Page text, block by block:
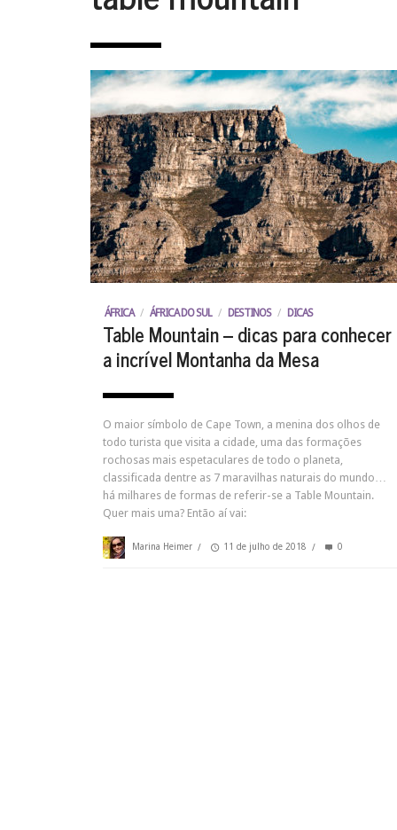
ÁFRICA / ÁFRICA DO SUL / DESTINOS / DICAS
Table Mountain – dicas para conhecer
a incrível Montanha da Mesa
O maior símbolo de Cape Town, a menina dos olhos de
todo turista que visita a cidade, uma das formações
rochosas mais espetaculares de todo o planeta,
classificada dentre as 7 maravilhas naturais do mundo…
há milhares de formas de referir-se a Table Mountain.
Quer mais uma? Então aí vai:
Marina Heimer / 11 de julho de 2018 / 0